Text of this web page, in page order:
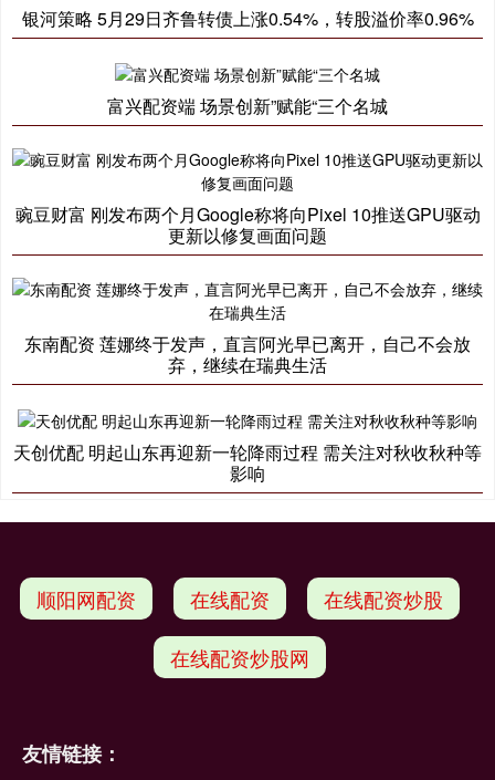
银河策略 5月29日齐鲁转债上涨0.54%，转股溢价率0.96%
富兴配资端 场景创新”赋能“三个名城
豌豆财富 刚发布两个月Google称将向Pixel 10推送GPU驱动
更新以修复画面问题
东南配资 莲娜终于发声，直言阿光早已离开，自己不会放
弃，继续在瑞典生活
天创优配 明起山东再迎新一轮降雨过程 需关注对秋收秋种等
影响
顺阳网配资 在线配资 在线配资炒股
在线配资炒股网
友情链接：